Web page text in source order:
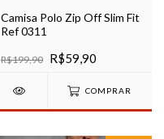
Camisa Polo Zip Off Slim Fit
Ref 0311
R$199,90 R$59,90
COMPRAR